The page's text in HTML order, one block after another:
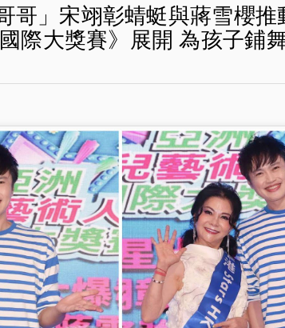
蜓與蔣雪櫻推動《第六屆亞洲少兒藝術人才國際大獎賽》展
哥」宋翊彰蜻蜓與蔣雪櫻
際大獎賽》展開 為孩子鋪